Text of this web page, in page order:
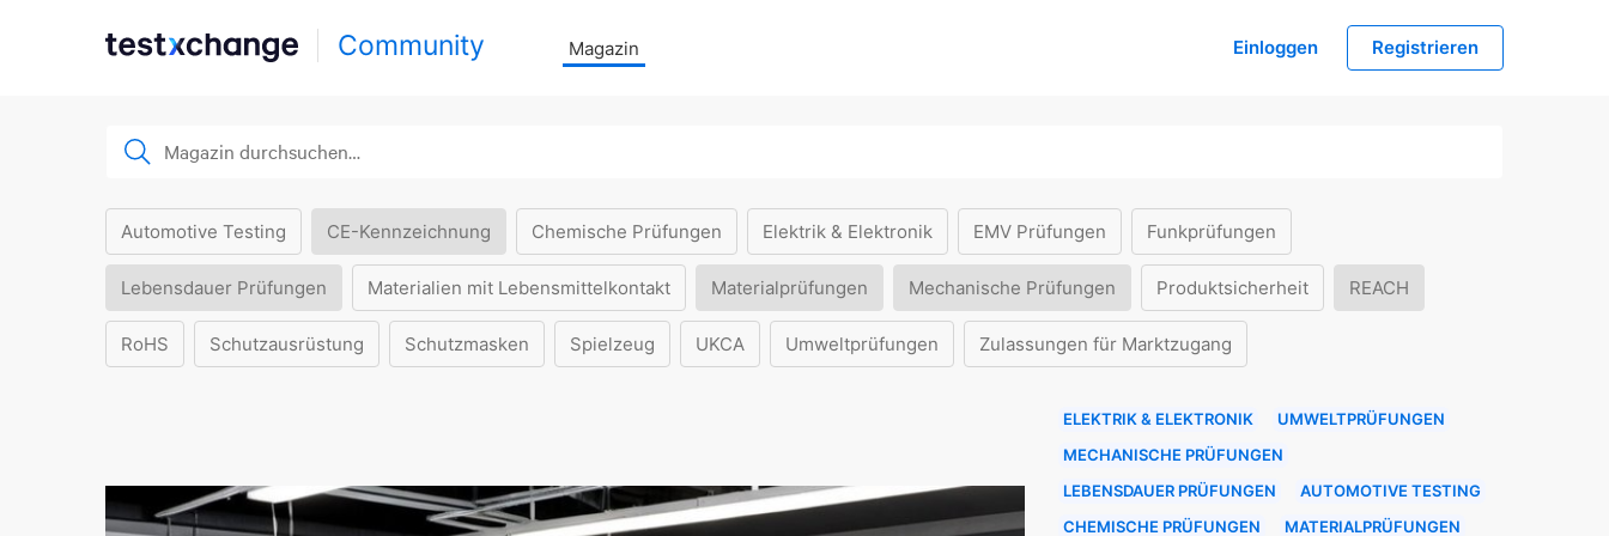
Community Magazin Einloggen Registrieren
Automotive Testing CE-Kennzeichnung Chemische Prüfungen Elektrik & Elektronik EMV Prüfungen Funkprüfungen
Lebensdauer Prüfungen Materialien mit Lebensmittelkontakt Materialprüfungen Mechanische Prüfungen Produktsicherheit REACH
RoHS Schutzausrüstung Schutzmasken Spielzeug UKCA Umweltprüfungen Zulassungen für Marktzugang
ELEKTRIK & ELEKTRONIK
UMWELTPRÜFUNGEN
MECHANISCHE PRÜFUNGEN
LEBENSDAUER PRÜFUNGEN
AUTOMOTIVE TESTING
CHEMISCHE PRÜFUNGEN
MATERIALPRÜFUNGEN